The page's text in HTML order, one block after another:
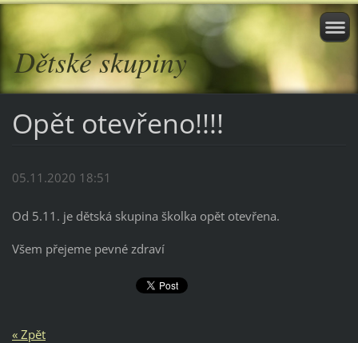
Dětské skupiny
Opět otevřeno!!!!
05.11.2020 18:51
Od 5.11. je dětská skupina školka opět otevřena.
Všem přejeme pevné zdraví
« Zpět